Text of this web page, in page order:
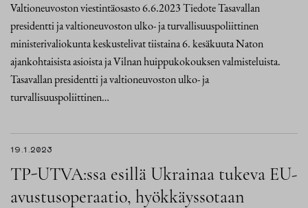
Valtioneuvoston viestintäosasto 6.6.2023 Tiedote Tasavallan
presidentti ja valtioneuvoston ulko- ja turvallisuuspoliittinen
ministerivaliokunta keskustelivat tiistaina 6. kesäkuuta Naton
ajankohtaisista asioista ja Vilnan huippukokouksen valmisteluista.
Tasavallan presidentti ja valtioneuvoston ulko- ja
turvallisuuspoliittinen…
19.1.2023
TP-UTVA:ssa esillä Ukrainaa tukeva EU-
avustusoperaatio, hyökkäyssotaan